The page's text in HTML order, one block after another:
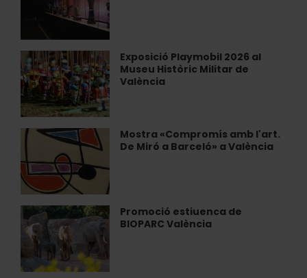
València
Basket
al
Roig
Arena
Exposició Playmobil 2026 al
Museu Històric Militar de
València
Exposició
Playmobil
2026
al
Museu
Històric
de
València
Mostra «Compromís amb l'art.
De Miró a Barceló» a València
Mostra
«Compromís
amb
l'art.
De
Miró
a
Barceló»
a
València
Promoció estiuenca de
BIOPARC València
Promoció
estiuenca
de
BIOPARC
València